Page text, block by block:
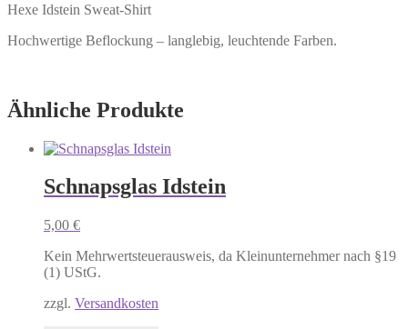
Hexe Idstein Sweat-Shirt
Hochwertige Beflockung – langlebig, leuchtende Farben.
Ähnliche Produkte
Schnapsglas Idstein
5,00 €
Kein Mehrwertsteuerausweis, da Kleinunternehmer nach §19
(1) UStG.
zzgl. Versandkosten